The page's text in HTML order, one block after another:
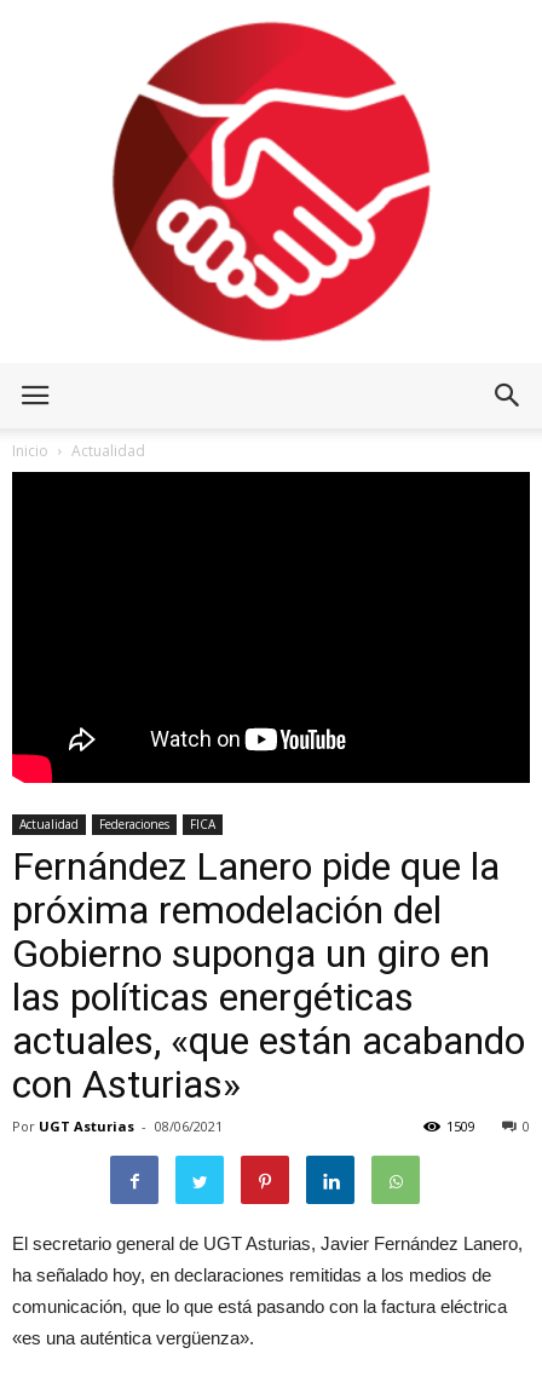
Inicio Actualidad
Actualidad Federaciones FICA
Fernández Lanero pide que la
próxima remodelación del
Gobierno suponga un giro en
las políticas energéticas
actuales, «que están acabando
con Asturias»
Por UGT Asturias - 08/06/2021 0
1509
El secretario general de UGT Asturias, Javier Fernández Lanero,
ha señalado hoy, en declaraciones remitidas a los medios de
comunicación, que lo que está pasando con la factura eléctrica
«es una auténtica vergüenza».